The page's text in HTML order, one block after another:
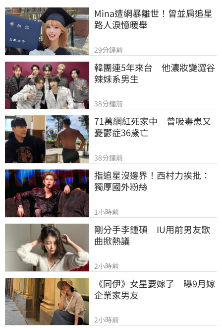
Mina遭網暴離世！曾並肩追星
路人淚憶暖舉
29分鐘前
韓團連5年來台　他濃妝變澀谷
辣妹系男生
38分鐘前
71萬網紅死家中　曾吸毒患又
憂鬱症36歲亡
38分鐘前
指追星沒邊界！西村力挨批：
獨厚國外粉絲
1小時前
剛分手李鍾碩　IU用前男友歌
曲掀熱議
2小時前
《同伊》女星要嫁了　曝9月嫁
企業家男友
2小時前